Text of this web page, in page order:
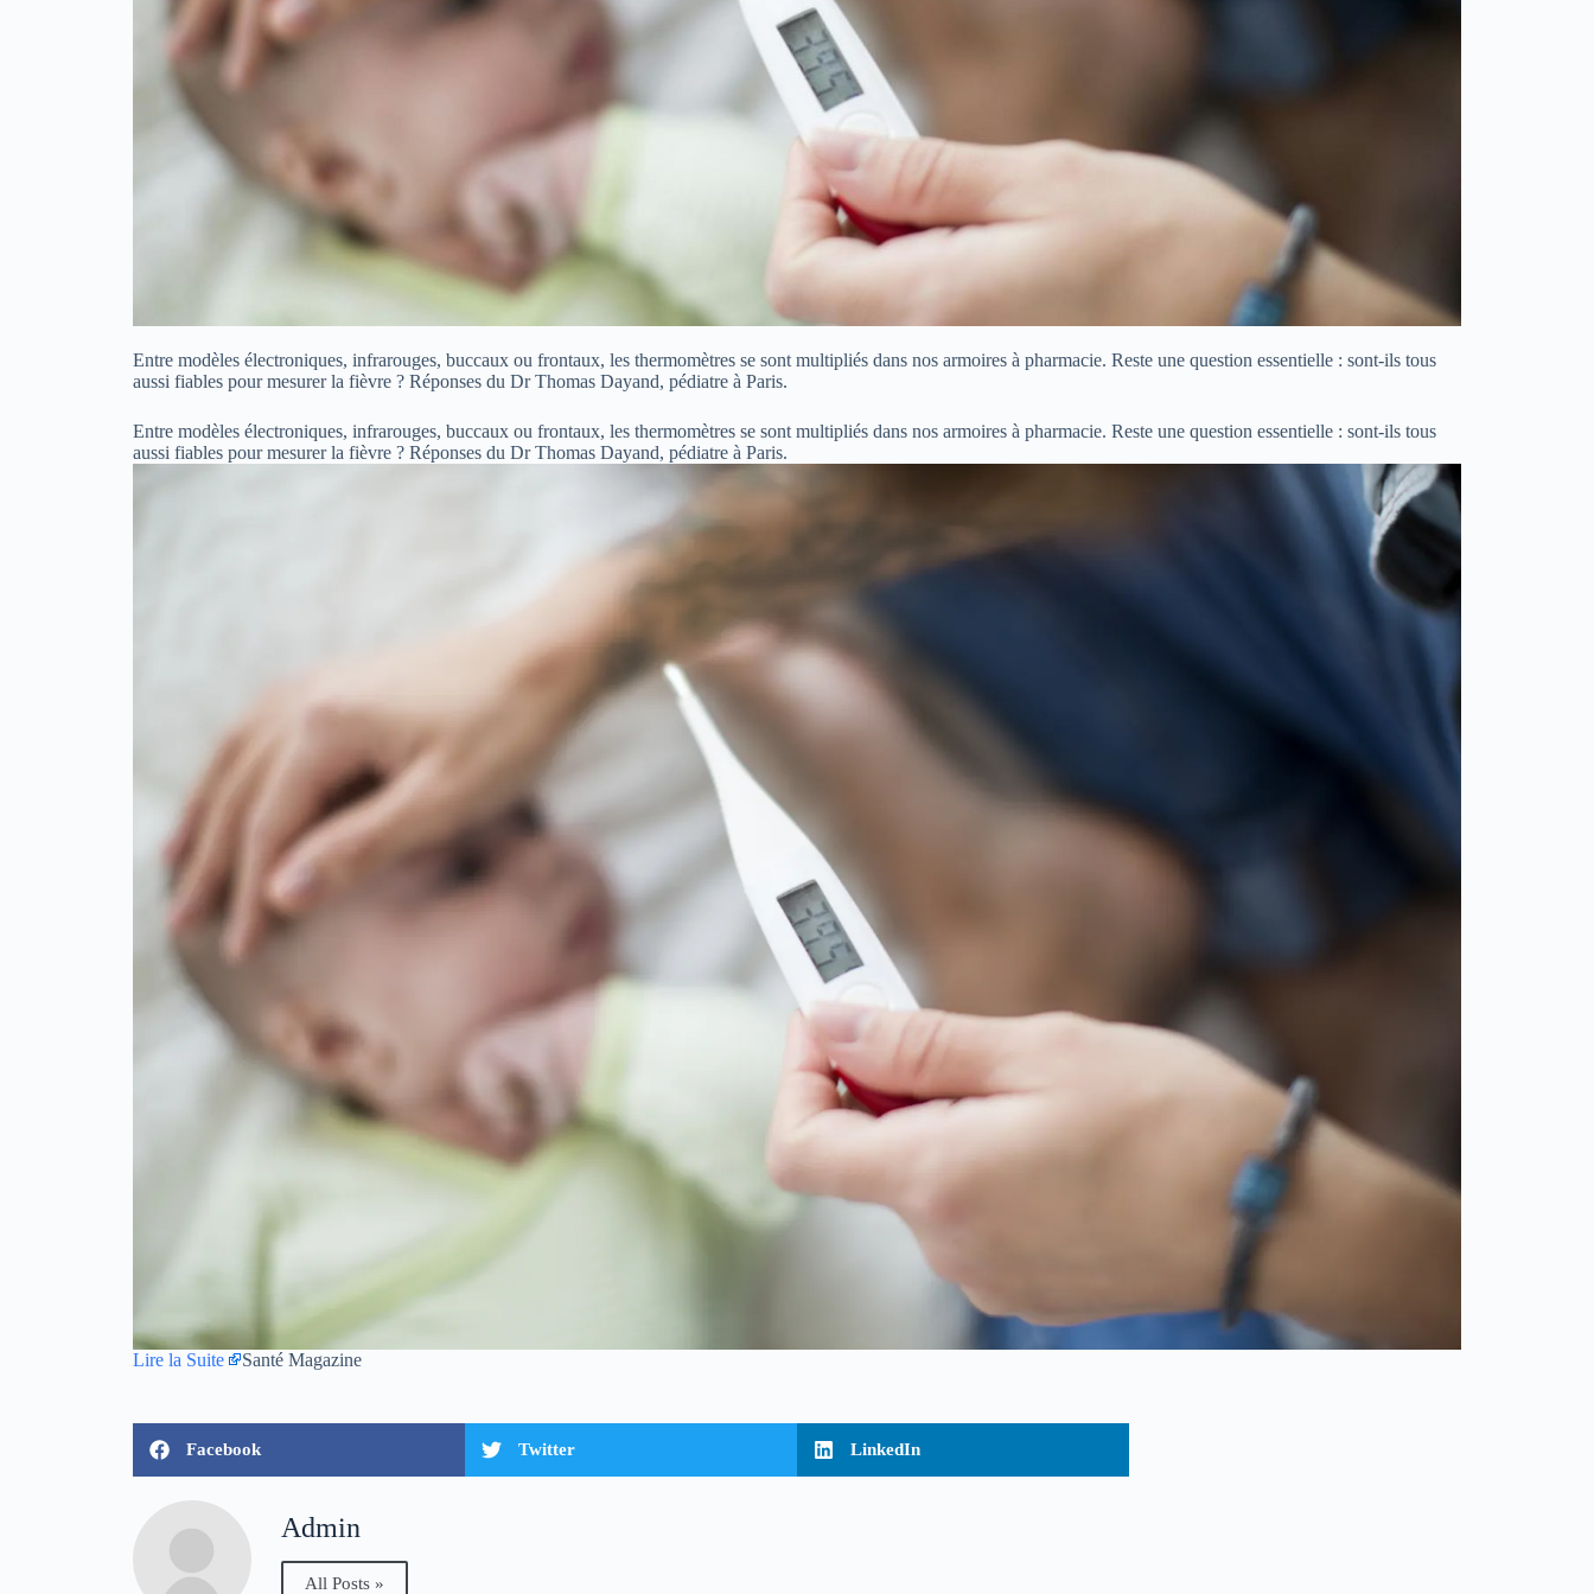
Entre modèles électroniques, infrarouges, buccaux ou frontaux, les thermomètres se sont multipliés dans nos armoires à pharmacie. Reste une question essentielle : sont-ils tous
aussi fiables pour mesurer la fièvre ? Réponses du Dr Thomas Dayand, pédiatre à Paris.
Entre modèles électroniques, infrarouges, buccaux ou frontaux, les thermomètres se sont multipliés dans nos armoires à pharmacie. Reste une question essentielle : sont-ils tous
aussi fiables pour mesurer la fièvre ? Réponses du Dr Thomas Dayand, pédiatre à Paris.
Lire la Suite Santé Magazine
Facebook Twitter LinkedIn
Admin
All Posts »